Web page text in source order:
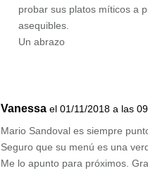
probar sus platos míticos a
asequibles.
Un abrazo
Vanessa el 01/11/2018 a las
Mario Sandoval es siempre
Seguro que su menú es una
Me lo apunto para próximos.